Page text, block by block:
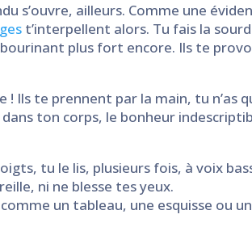
s’ouvre, ailleurs. Comme une
t’interpellent alors. Tu fais la
plus fort encore. Ils te
Ils te prennent par la main, tu n’as
ton corps, le bonheur
tu le lis, plusieurs fois, à voix
ni ne blesse tes yeux.
un tableau, une esquisse ou